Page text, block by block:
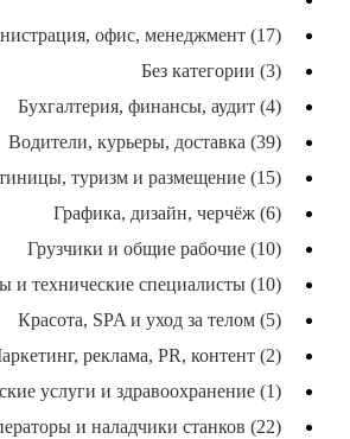
офис, менеджмент (17)
Без категории (3)
Бухгалтерия, финансы, аудит (4)
Водители, курьеры, доставка (39)
туризм и размещение (15)
Графика, дизайн, черчёж (6)
Грузчики и общие рабочие (10)
и технические специалисты (10)
Красота, SPA и уход за телом (5)
реклама, PR, контент (2)
услуги и здравоохранение (1)
и наладчики станков (22)